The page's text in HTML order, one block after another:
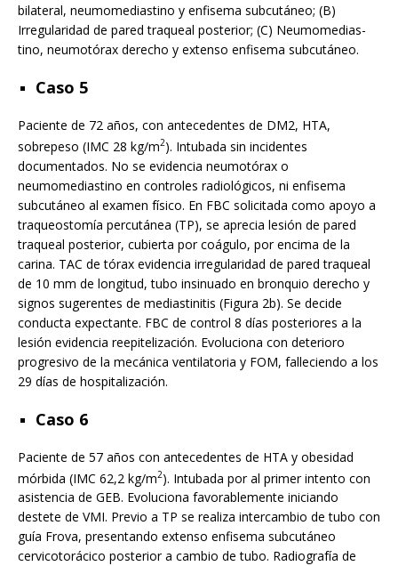
bilateral, neumomediastino y enfisema subcutáneo; (B)
Irregularidad de pared traqueal posterior; (C) Neumomedias-
tino, neumotórax derecho y extenso enfisema subcutáneo.
Caso 5
Paciente de 72 años, con antecedentes de DM2, HTA,
sobrepeso (IMC 28 kg/m2). Intubada sin incidentes
documentados. No se evidencia neumotórax o
neumomediastino en controles radiológicos, ni enfisema
subcutáneo al examen físico. En FBC solicitada como apoyo a
traqueostomía percutánea (TP), se aprecia lesión de pared
traqueal posterior, cubierta por coágulo, por encima de la
carina. TAC de tórax evidencia irregularidad de pared traqueal
de 10 mm de longitud, tubo insinuado en bronquio derecho y
signos sugerentes de mediastinitis (Figura 2b). Se decide
conducta expectante. FBC de control 8 días posteriores a la
lesión evidencia reepitelización. Evoluciona con deterioro
progresivo de la mecánica ventilatoria y FOM, falleciendo a los
29 días de hospitalización.
Caso 6
Paciente de 57 años con antecedentes de HTA y obesidad
mórbida (IMC 62,2 kg/m2). Intubada por al primer intento con
asistencia de GEB. Evoluciona favorablemente iniciando
destete de VMI. Previo a TP se realiza intercambio de tubo con
guía Frova, presentando extenso enfisema subcutáneo
cervicotorácico posterior a cambio de tubo. Radiografía de